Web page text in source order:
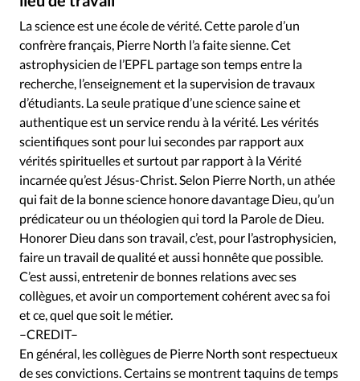
Se connecter
Édition: Internationale
Devise:CHF
RUBRIQUES
Tous les articles
Actualité chrétienne
Actualité internationale
Chronique
Culture
Dossier
Eglises Foi Génération réveil
Monde
Opinions
Publireportage
Relations Aujourd'hui
Société
Tour du monde des Eglises
Trait d'Ixène
Vécu
Vie Intérieure
La science est une école de vérité. Cette parole d’un
confrère français, Pierre North l’a faite sienne. Cet
astrophysicien de l’EPFL partage son temps entre la
recherche, l’enseignement et la supervision de travaux
d’étudiants. La seule pratique d’une science saine et
authentique est un service rendu à la vérité. Les vérités
scientifiques sont pour lui secondes par rapport aux
vérités spirituelles et surtout par rapport à la Vérité
incarnée qu’est Jésus-Christ. Selon Pierre North, un athée
qui fait de la bonne science honore davantage Dieu, qu’un
prédicateur ou un théologien qui tord la Parole de Dieu.
Honorer Dieu dans son travail, c’est, pour l’astrophysicien,
faire un travail de qualité et aussi honnête que possible.
C’est aussi, entretenir de bonnes relations avec ses
collègues, et avoir un comportement cohérent avec sa foi
et ce, quel que soit le métier.
–CREDIT–
En général, les collègues de Pierre North sont respectueux
de ses convictions. Certains se montrent taquins de temps